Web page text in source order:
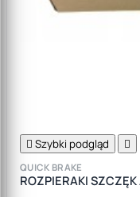
 Szybki podgląd 
QUICK BRAKE
ROZPIERAKI